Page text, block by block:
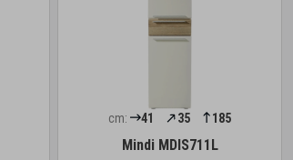
cm: 41 35 185
Mindi MDIS711L